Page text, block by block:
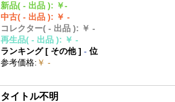
新品( - 出品 ): ￥-
中古( - 出品 ): ￥ -
コレクター( - 出品 ): ￥ -
再生品( - 出品 ): ￥ -
ランキング [ その他]- 位
参考価格: ￥ -
タイトル不明